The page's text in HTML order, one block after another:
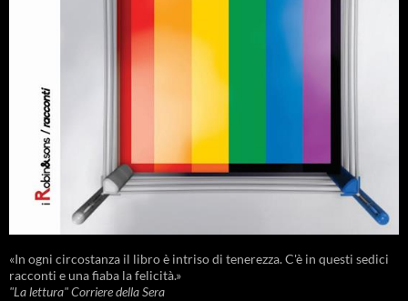
«In ogni circostanza il libro è intriso di tenerezza. C'è in questi sedici
racconti e una fiaba la felicità.»
"La lettura" Corriere della Sera